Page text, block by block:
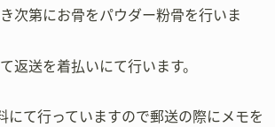
次第にお骨をパウダー粉骨を行いま
返送を着払いにて行います。
にて行っていますので郵送の際にメモを